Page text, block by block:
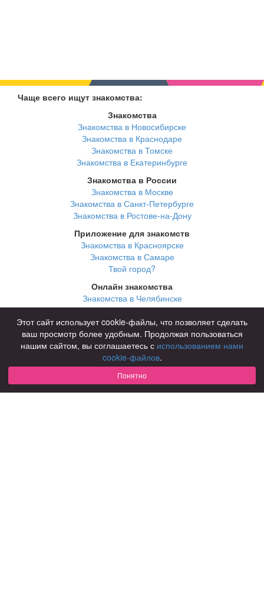
Чаще всего ищут знакомства:
Знакомства
Знакомства в Новосибирске
Знакомства в Краснодаре
Знакомства в Томске
Знакомства в Екатеринбурге
Знакомства в России
Знакомства в Москве
Знакомства в Санкт-Петербурге
Знакомства в Ростове-на-Дону
Приложение для знакомств
Знакомства в Красноярске
Знакомства в Самаре
Твой город?
Онлайн знакомства
Знакомства в Челябинске
Знакомства в Омске
Знакомства в Нижнем Новгороде
Для чего
для брака и создания семьи
для любви и с/о
для дружбы
Этот сайт использует cookie-файлы, что позволяет сделать
ваш просмотр более удобным. Продолжая пользоваться
нашим сайтом, вы соглашаетесь с использованием нами
cookie-файлов.
Понятно